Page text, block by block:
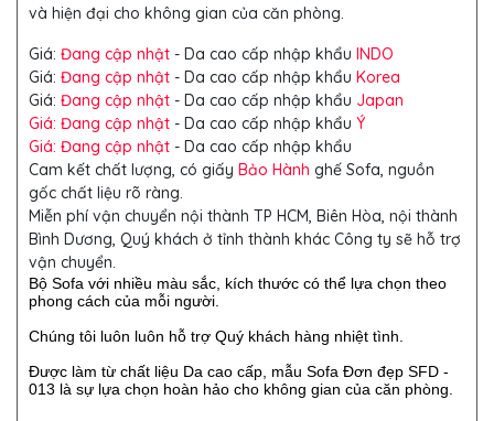
và hiện đại cho không gian của căn phòng.
Giá: Đang cập nhật - Da cao cấp nhập khẩu INDO
Giá: Đang cập nhật - Da cao cấp nhập khẩu Korea
Giá: Đang cập nhật - Da cao cấp nhập khẩu Japan
Giá: Đang cập nhật - Da cao cấp nhập khẩu Ý
Giá: Đang cập nhật - Da cao cấp nhập khẩu
Cam kết chất lượng, có giấy Bảo Hành ghế Sofa, nguồn
gốc chất liệu rõ ràng.
Miễn phí vận chuyển nội thành TP HCM, Biên Hòa, nội thành
Bình Dương, Quý khách ở tỉnh thành khác Công ty sẽ hỗ trợ
vận chuyển.
Bộ Sofa với nhiều màu sắc, kích thước có thể lựa chọn theo
phong cách của mỗi người.
Chúng tôi luôn luôn hỗ trợ Quý khách hàng nhiệt tình.
Được làm từ chất liệu Da cao cấp, mẫu Sofa Đơn đẹp SFD -
013 là sự lựa chọn hoàn hảo cho không gian của căn phòng.